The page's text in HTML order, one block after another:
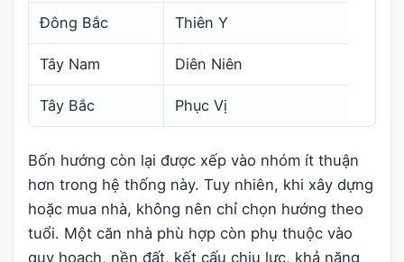
Đông Bắc Thiên Y
Tây Nam Diên Niên
Tây Bắc Phục Vị
Bốn hướng còn lại được xếp vào nhóm ít thuận
hơn trong hệ thống này. Tuy nhiên, khi xây dựng
hoặc mua nhà, không nên chỉ chọn hướng theo
tuổi. Một căn nhà phù hợp còn phụ thuộc vào
quy hoạch, nền đất, kết cấu chịu lực, khả năng